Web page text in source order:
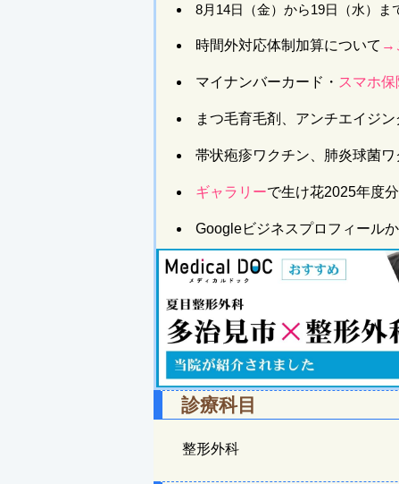
8月14日（金）から19日（水）ま
時間外対応体制加算について →
マイナンバーカード・ スマホ保
まつ毛育毛剤、アンチエイジ
帯状疱疹ワクチン、肺炎球菌ワ
ギャラリーで生け花2025年度
Googleビジネスプロフィール
診療科目
整形外科